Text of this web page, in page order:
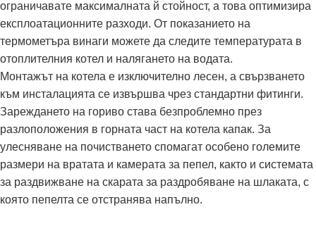
ограничавате максималната й стойност, а това оптимизира
експлоатационните разходи. От показанието на
термометъра винаги можете да следите температурата в
отоплителния котел и налягането на водата.
Монтажът на котела е изключително лесен, а свързването
към инсталацията се извършва чрез стандартни фитинги.
Зареждането на гориво става безпроблемно през
разлоположения в горната част на котела капак. За
улесняване на почистването спомагат особено големите
размери на вратата и камерата за пепел, както и системата
за раздвижване на скарата за раздробяване на шлаката, с
която пепелта се отстранява напълно.